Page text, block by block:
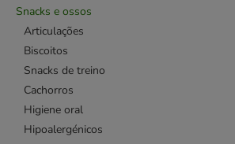
Snacks e ossos
Articulações
Biscoitos
Snacks de treino
Cachorros
Higiene oral
Hipoalergénicos